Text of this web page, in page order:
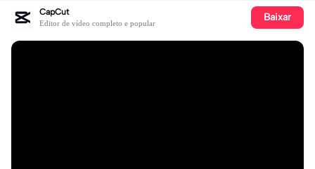
CapCut
Editor de vídeo completo e popular Baixar